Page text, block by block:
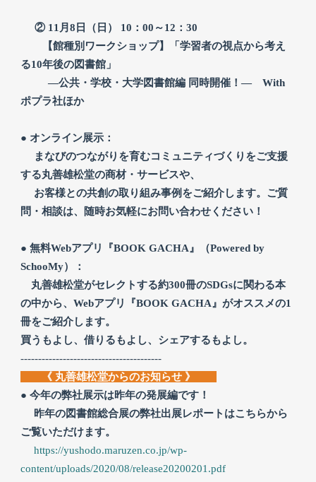
② 11月8日（日） 10：00～12：30
【館種別ワークショップ】「学習者の視点から考え
る10年後の図書館」
―公共・学校・大学図書館編 同時開催！― With
ポプラ社ほか
● オンライン展示：
まなびのつながりを育むコミュニティづくりをご支援
する丸善雄松堂の商材・サービスや、
お客様との共創の取り組み事例をご紹介します。ご質
問・相談は、随時お気軽にお問い合わせください！
● 無料Webアプリ『BOOK GACHA』（Powered by
SchooMy）：
丸善雄松堂がセレクトする約300冊のSDGsに関わる本
の中から、Webアプリ『BOOK GACHA』がオススメの1
冊をご紹介します。
買うもよし、借りるもよし、シェアするもよし。
----------------------------------------
《 丸善雄松堂からのお知らせ 》
● 今年の弊社展示は昨年の発展編です！
昨年の図書館総合展の弊社出展レポートはこちらから
ご覧いただけます。
https://yushodo.maruzen.co.jp/wp-
content/uploads/2020/08/release20200201.pdf